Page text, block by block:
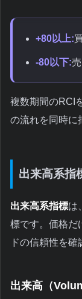
+80以上:
-80以下:
複数期間のRCI
の流れを同時に
出来高系指
出来高系指標は
標です。価格だ
ドの信頼性を確
出来高（